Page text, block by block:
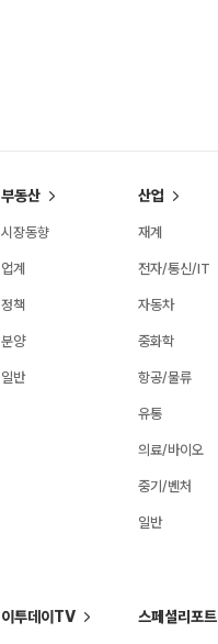
부동산
시장동향
업계
정책
분양
일반
산업
재계
전자/통신/IT
자동차
중화학
항공/물류
유통
의료/바이오
중기/벤처
일반
이투데이TV 스페셜리포트